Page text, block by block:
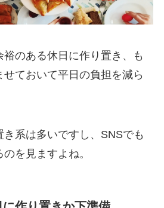
のある休日に作り置き、も
せておいて平日の負担を減ら
系は多いですし、SNSでも
を見ますよね。